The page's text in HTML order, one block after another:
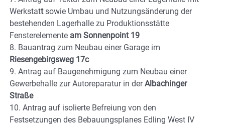
Werkstattsowie Umbau und Nutzungsänderung der
bestehenden Lagerhalle zu Produktionsstätte
Fensterelemente am Sonnenpoint 19
8. Bauantrag zum Neubau einer Garage im
Riesengebirgsweg 17c
9. Antrag auf Baugenehmigung zum Neubau einer
Gewerbehalle zur Autoreparatur in derAlbachinger
Straße
10. Antrag auf isolierte Befreiung von den
Festsetzungen des Bebauungsplanes Edling West IV